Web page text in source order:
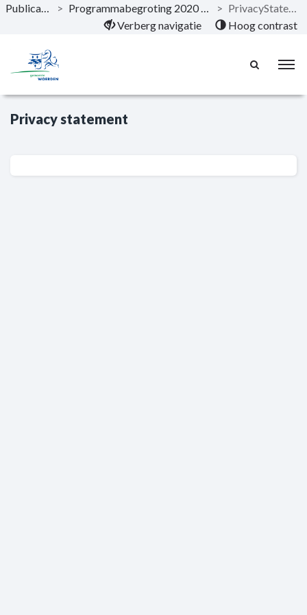
Naar hoofdinhoud
Publicaties > Programmabegroting 2020 - 2023 >
PrivacyStatement
Verberg navigatie
Hoog contrast
Privacy statement